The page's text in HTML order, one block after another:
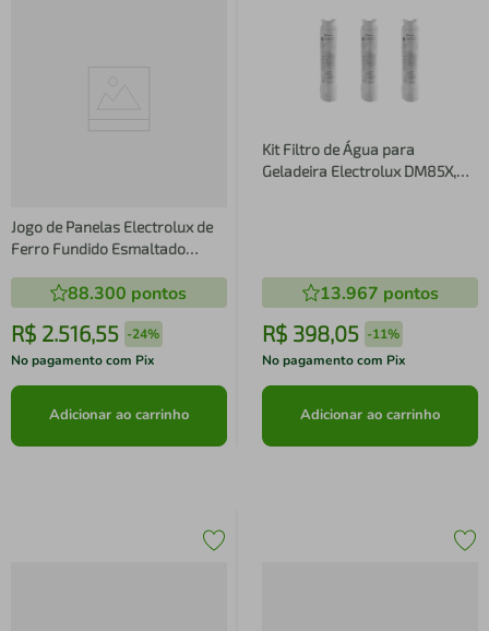
Jogo de Panelas Electrolux de
Ferro Fundido Esmaltado
88.300 pontos
R$ 2.516,55 -24%
No pagamento com Pix
Adicionar ao carrinho
Kit Filtro de Água para
Geladeira Electrolux DM85X,
13.967 pontos
R$ 398,05 -11%
No pagamento com Pix
Adicionar ao carrinho